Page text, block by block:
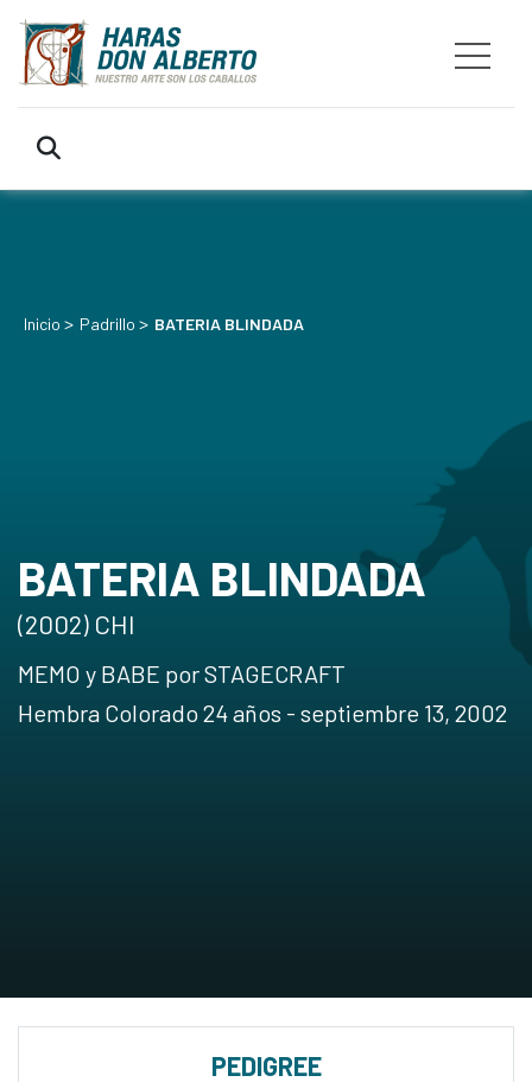
Inicio > Padrillo > BATERIA BLINDADA
BATERIA BLINDADA
(2002) CHI
MEMO y BABE por STAGECRAFT
Hembra Colorado 24 años - septiembre 13, 2002
PEDIGREE